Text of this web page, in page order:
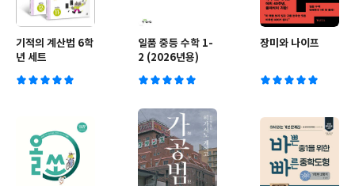
기적의 계산법 6학
년 세트
일품 중등 수학 1-
2 (2026년용)
장미와 나이프